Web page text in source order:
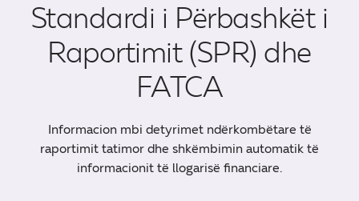
Standardi i Përbashkët i
Raportimit (SPR) dhe
FATCA
Informacion mbi detyrimet ndërkombëtare të
raportimit tatimor dhe shkëmbimin automatik të
informacionit të llogarisë financiare.